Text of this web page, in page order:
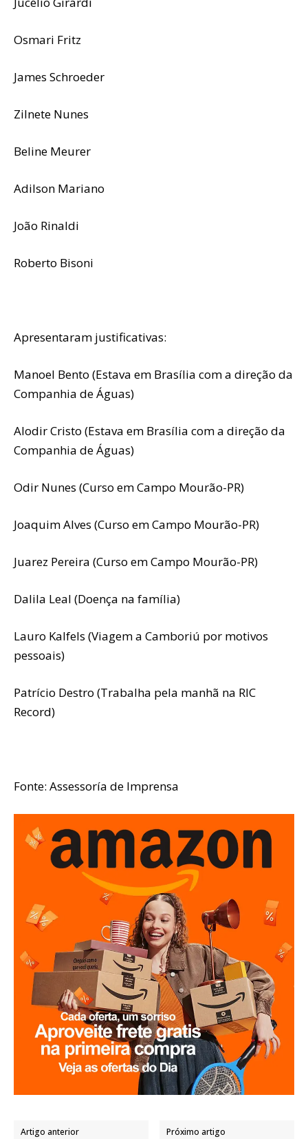
Osmari Fritz
James Schroeder
Zilnete Nunes
Beline Meurer
Adilson Mariano
João Rinaldi
Roberto Bisoni
Apresentaram justificativas:
Manoel Bento (Estava em Brasília com a direção da
Companhia de Águas)
Alodir Cristo (Estava em Brasília com a direção da
Companhia de Águas)
Odir Nunes (Curso em Campo Mourão-PR)
Joaquim Alves (Curso em Campo Mourão-PR)
Juarez Pereira (Curso em Campo Mourão-PR)
Dalila Leal (Doença na família)
Lauro Kalfels (Viagem a Camboriú por motivos
pessoais)
Patrício Destro (Trabalha pela manhã na RIC
Record)
Fonte: Assessoría de Imprensa
Artigo anterior Próximo artigo